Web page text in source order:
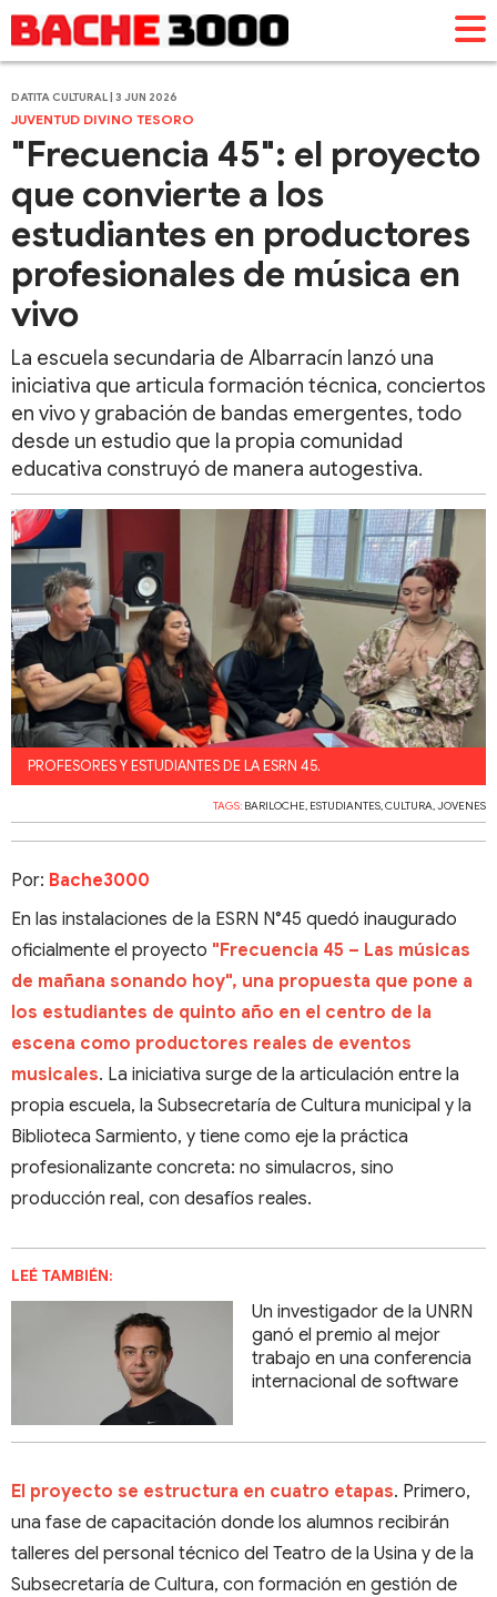
DATITA CULTURAL | 3 JUN 2026
JUVENTUD DIVINO TESORO
"Frecuencia 45": el proyecto
que convierte a los
estudiantes en productores
profesionales de música en
vivo
La escuela secundaria de Albarracín lanzó una
iniciativa que articula formación técnica, conciertos
en vivo y grabación de bandas emergentes, todo
desde un estudio que la propia comunidad
educativa construyó de manera autogestiva.
PROFESORES Y ESTUDIANTES DE LA ESRN 45.
TAGS: BARILOCHE, ESTUDIANTES,CULTURA,JOVENES
Por: Bache3000
En las instalaciones de la ESRN N°45 quedó inaugurado
oficialmente el proyecto "Frecuencia 45 – Las músicas
de mañana sonando hoy", una propuesta que pone a
los estudiantes de quinto año en el centro de la
escena como productores reales de eventos
musicales. La iniciativa surge de la articulación entre la
propia escuela, la Subsecretaría de Cultura municipal y la
Biblioteca Sarmiento, y tiene como eje la práctica
profesionalizante concreta: no simulacros, sino
producción real, con desafíos reales.
LEÉ TAMBIÉN:
Un investigador de la UNRN
ganó el premio al mejor
trabajo en una conferencia
internacional de software
El proyecto se estructura en cuatro etapas. Primero,
una fase de capacitación donde los alumnos recibirán
talleres del personal técnico del Teatro de la Usina y de la
Subsecretaría de Cultura, con formación en gestión de